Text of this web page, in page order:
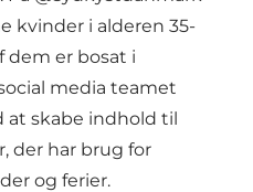
kvinder i alderen 35-
dem er bosat i
media teamet
skabe indhold til
der har brug for
og ferier.